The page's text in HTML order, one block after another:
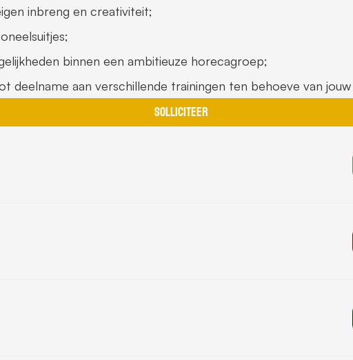
inbreng en creativiteit;
binnen een ambitieuze horecagroep;
deelname aan verschillende trainingen ten behoeve van
Solliciteer